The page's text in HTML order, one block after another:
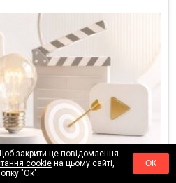
закрити це повідомлення
cookieна цьому сайті,
"Ок".
ОК